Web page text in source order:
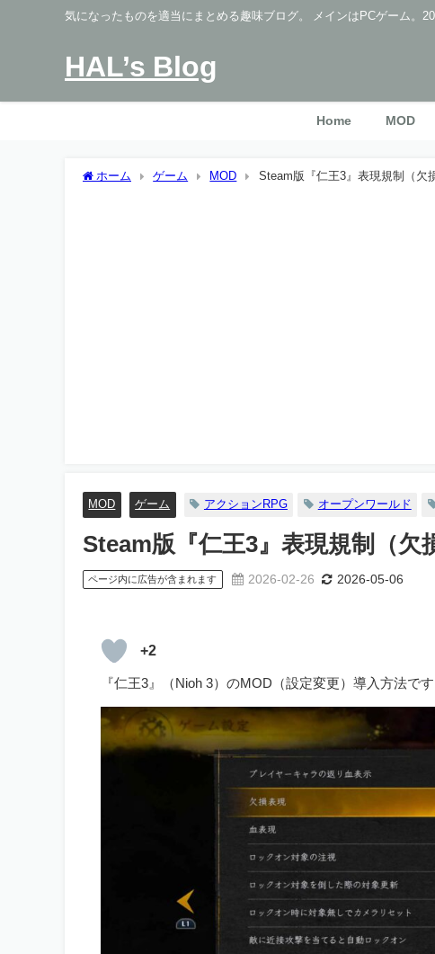
気になったものを適当にまとめる趣味ブログ。 メインはPCゲーム。
HAL’s Blog
Home MOD
ホーム ゲーム MOD Steam版『仁王3』表現規制（欠
MOD ゲーム アクションRPG オープンワールド
Steam版『仁王3』表現規制（欠
ページ内に広告が含まれます 2026-02-26 2026-05-06
+2
『仁王3』（Nioh 3）のMOD（設定変更）導入方法です